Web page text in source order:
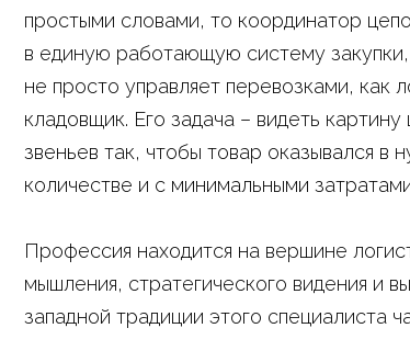
простыми словами, то координатор
в единую работающую систему
не просто управляет перевозками, как
кладовщик. Его задача – видеть
звеньев так, чтобы товар оказывался
количестве и с минимальными
Профессия находится на вершине
мышления, стратегического видения и
западной традиции этого специалиста